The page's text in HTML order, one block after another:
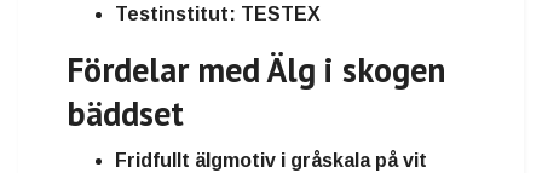
Testinstitut: TESTEX
Fördelar med Älg i skogen
bäddset
Fridfullt älgmotiv i gråskala på vit